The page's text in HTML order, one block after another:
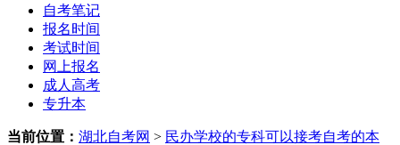
自考笔记
报名时间
考试时间
网上报名
成人高考
专升本
当前位置： 湖北自考网 > 民办学校的专科可以接考自考的本